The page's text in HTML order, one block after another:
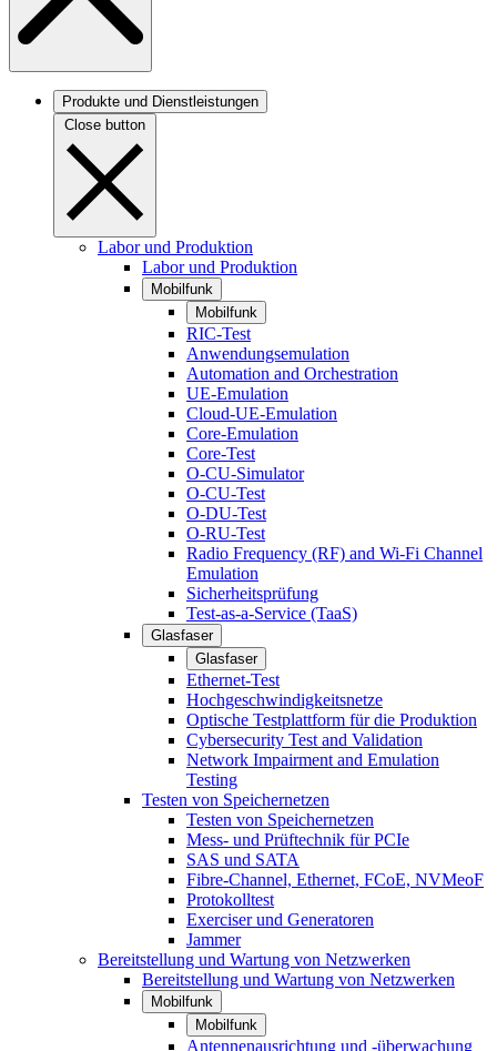
Produkte und Dienstleistungen
Close button
Labor und Produktion
Labor und Produktion
Mobilfunk
Mobilfunk
RIC-Test
Anwendungsemulation
Automation and Orchestration
UE-Emulation
Cloud-UE-Emulation
Core-Emulation
Core-Test
O-CU-Simulator
O-CU-Test
O-DU-Test
O-RU-Test
Radio Frequency (RF) and Wi-Fi Channel
Emulation
Sicherheitsprüfung
Test-as-a-Service (TaaS)
Glasfaser
Glasfaser
Ethernet-Test
Hochgeschwindigkeitsnetze
Optische Testplattform für die Produktion
Cybersecurity Test and Validation
Network Impairment and Emulation
Testing
Testen von Speichernetzen
Testen von Speichernetzen
Mess- und Prüftechnik für PCIe
SAS und SATA
Fibre-Channel, Ethernet, FCoE, NVMeoF
Protokolltest
Exerciser und Generatoren
Jammer
Bereitstellung und Wartung von Netzwerken
Bereitstellung und Wartung von Netzwerken
Mobilfunk
Mobilfunk
Antennenausrichtung und -überwachung